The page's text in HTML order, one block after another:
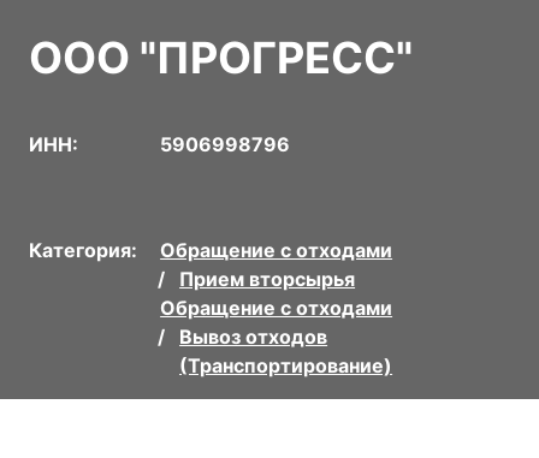
ООО "ПРОГРЕСС"
ИНН: 5906998796
Категория:
Обращение с отходами
Прием вторсырья
Обращение с отходами
Вывоз отходов
(Транспортирование)